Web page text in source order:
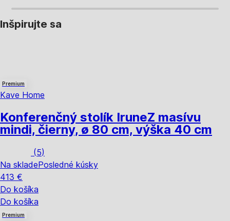
Inšpirujte sa
Premium
Kave Home
Konferenčný stolík IruneZ masívu
mindi, čierny, ø 80 cm, výška 40 cm
(5)
Na skladePosledné kúsky
413 €
Do košíka
Do košíka
Premium